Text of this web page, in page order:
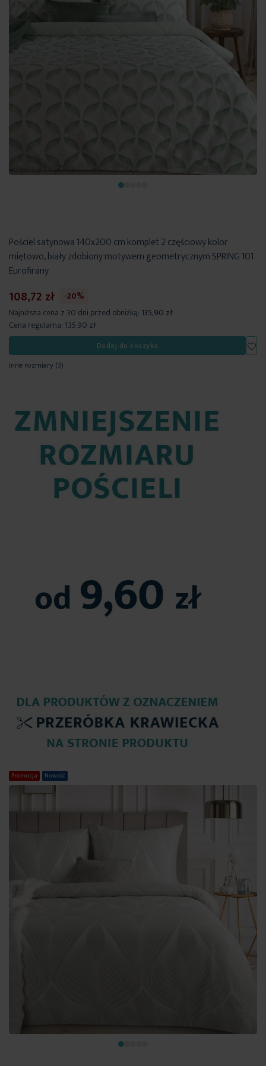
Pościel satynowa 140x200 cm komplet 2 częściowy kolor
miętowo, biały zdobiony motywem geometrycznym SPRING 101
Eurofirany
108,72 zł
-20%
Najniższa cena z 30 dni przed obniżką: 135,90 zł
Cena regularna: 135,90 zł
Dodaj do koszyka
Inne rozmiary(3)
Promocja Nowość